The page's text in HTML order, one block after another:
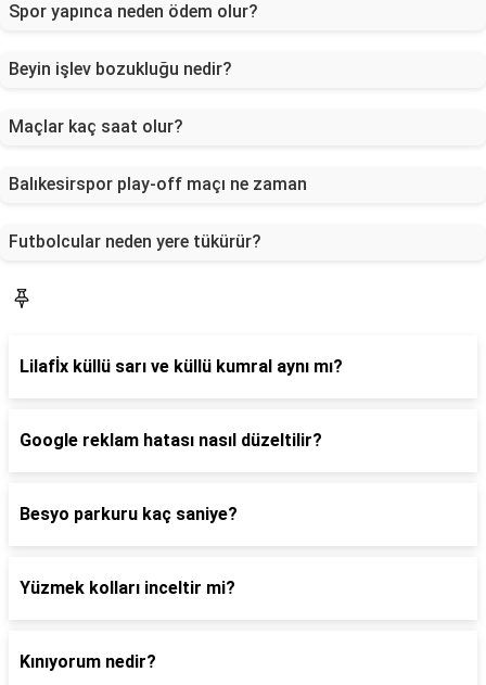
Spor yapınca neden ödem olur?
Beyin işlev bozukluğu nedir?
Maçlar kaç saat olur?
Balıkesirspor play-off maçı ne zaman
Futbolcular neden yere tükürür?
Lilafİx küllü sarı ve küllü kumral aynı mı?
Google reklam hatası nasıl düzeltilir?
Besyo parkuru kaç saniye?
Yüzmek kolları inceltir mi?
Kınıyorum nedir?